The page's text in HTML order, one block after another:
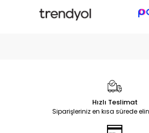
Hızlı Teslimat
Siparişleriniz en kısa sürede